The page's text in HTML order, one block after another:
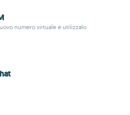
numero virtuale e utilizzalo